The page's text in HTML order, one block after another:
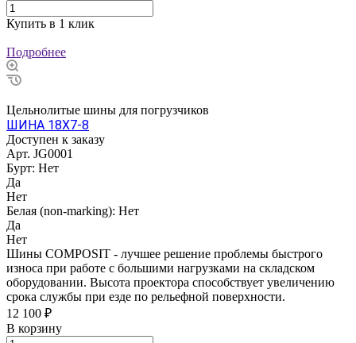
Купить в 1 клик
Подробнее
Цельнолитые шины для погрузчиков
ШИНА 18Х7-8
Доступен к заказу
Арт. JG0001
Бурт: Нет
Да
Нет
Белая (non-marking): Нет
Да
Нет
Шины COMPOSIT - лучшее решение проблемы быстрого
износа при работе с большими нагрузками на складском
оборудовании. Высота проектора способствует увеличению
срока службы при езде по рельефной поверхности.
12 100 ₽
В корзину